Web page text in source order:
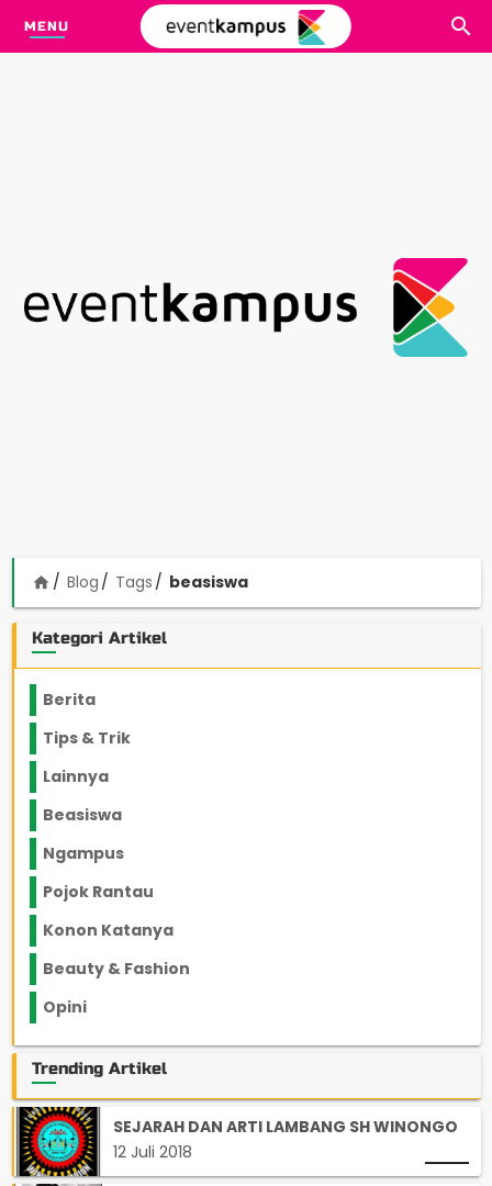
MENU
home Blog Tags beasiswa
Kategori Artikel
Berita
Tips & Trik
Lainnya
Beasiswa
Ngampus
Pojok Rantau
Konon Katanya
Beauty & Fashion
Opini
Trending Artikel
SEJARAH DAN ARTI LAMBANG SH WINONGO
12 Juli 2018